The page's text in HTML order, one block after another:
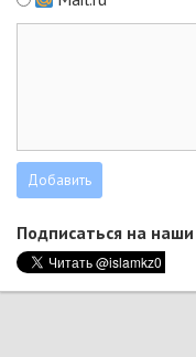
Подписаться на